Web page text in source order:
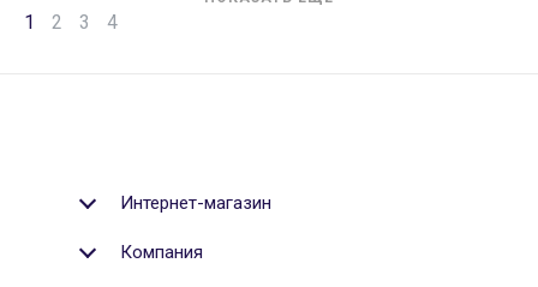
1 2 3 4
Интернет-магазин
Компания